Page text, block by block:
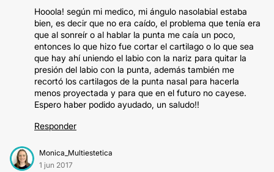
Hooola! según mi medico, mi ángulo nasolabial estaba
bien, es decir que no era caído, el problema que tenía era
que al sonreír o al hablar la punta me caía un poco,
entonces lo que hizo fue cortar el cartilago o lo que sea
que hay ahí uniendo el labio con la nariz para quitar la
presión del labio con la punta, además también me
recortó los cartilagos de la punta nasal para hacerla
menos proyectada y para que en el futuro no cayese.
Espero haber podido ayudado, un saludo!!
Responder
Monica_Multiestetica
1 jun 2017